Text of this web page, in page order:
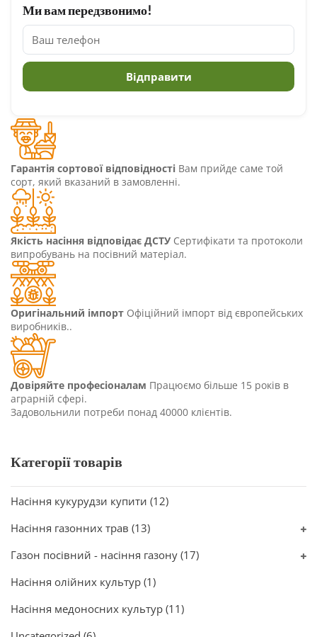
Ми вам передзвонимо!
Гарантія сортової відповідності Вам прийде саме той
сорт, який вказаний в замовленні.
Якість насіння відповідає ДСТУ Сертифікати та протоколи
випробувань на посівний матеріал.
Оригінальний імпорт Офіційний імпорт від європейських
виробників..
Довіряйте професіоналам Працюємо більше 15 років в
аграрній сфері.
Задовольнили потреби понад 40000 клієнтів.
Категорії товарів
Насіння кукурудзи купити (12)
Насіння газонних трав (13)
Газон посівний - насіння газону (17)
Насіння олійних культур (1)
Насіння медоносних культур (11)